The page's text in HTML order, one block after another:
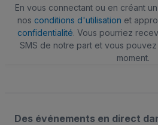
En vous connectant ou en créant
nos conditions d'utilisation et
confidentialité. Vous pourriez
SMS de notre part et vous
moment.
Des événements en direct